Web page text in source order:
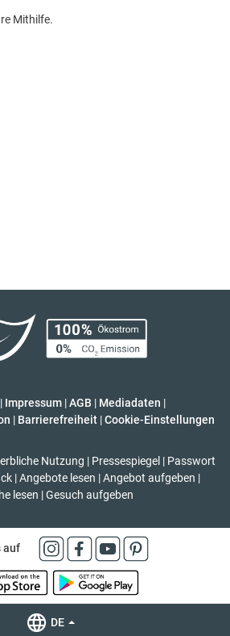
Mithilfe.
| Impressum |AGB | Mediadaten |
| Barrierefreiheit | Cookie-Einstellungen
Nutzung | Pressespiegel | Passwort
| Angebote lesen | Angebot aufgeben |
lesen | Gesuch aufgeben
auf
DE